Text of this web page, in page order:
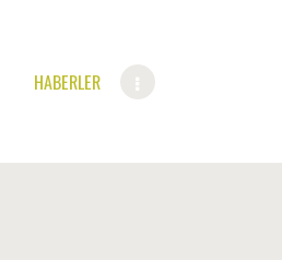
HABERLER